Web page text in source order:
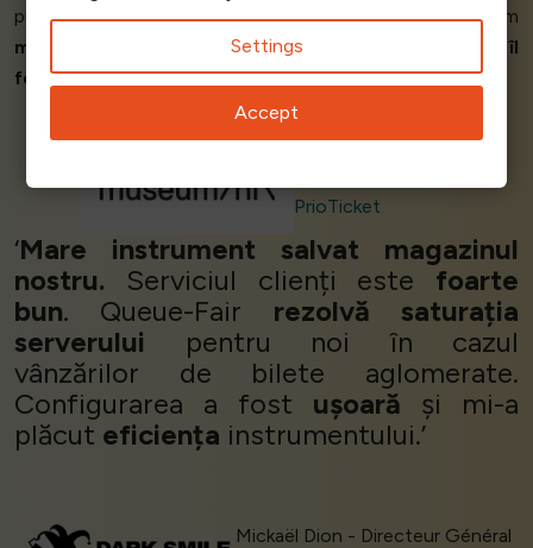
pune oamenii la coadă la unpreț competitiv. Suntem
mulțumiți
de sistemul Queue-Fair și vom
continua să îl
folosimîn timpul evenimentelor viitoare.’
PrioTicket
‘Mare instrument salvat magazinul
nostru. Serviciul clienți este foarte
bun. Queue-Fair rezolvă saturația
serverului pentru noi în cazul
vânzărilor de bilete aglomerate.
Configurarea a fost ușoară și mi-a
plăcut eficiența instrumentului.’
Mickaël Dion - Directeur Général
Settings
Accept